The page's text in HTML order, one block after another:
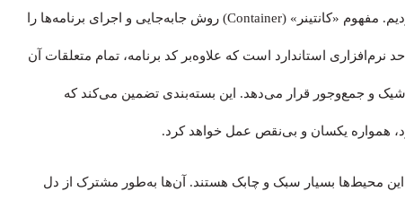
در توضیح «docker چیست» از عضوی به نام کانتینر صحبت کردیم. مفهوم «کانتینر» (Container) روش جابه‌جایی و اجرای برنامه‌ها را
استاندارد است که علاوه‌بر کد برنامه، تمام متعلقات آن
شیک و جمع‌وجور قرار می‌دهد. این بسته‌بندی تضمین می‌کند که
همواره یکسان و بی‌نقص عمل خواهد کرد.
این محیط‌ها بسیار سبک و چابک هستند. آن‌ها به‌طور مشترک از دل